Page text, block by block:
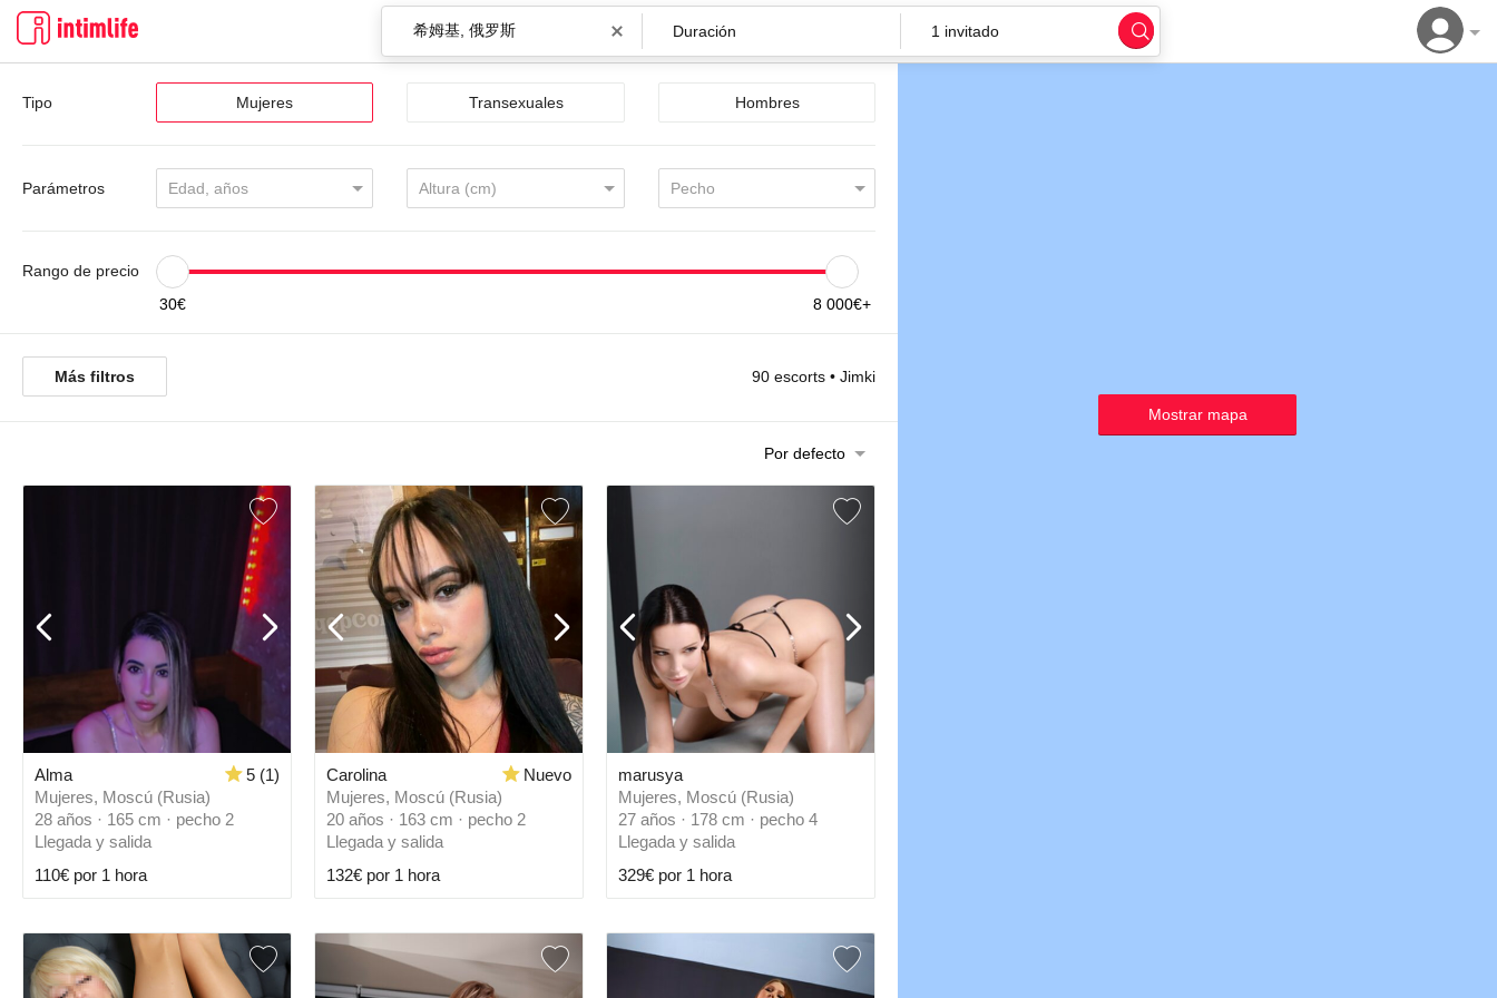
Duración 1 invitado
Tipo Mujeres Transexuales Hombres
Parámetros Edad, años Altura (cm) Pecho
Rango de precio
30€
8 000€+
Más filtros 90 escorts • Jimki
Por defecto
Alma
5 (1)
Mujeres, Moscú (Rusia)
28 años · 165 cm · pecho 2
Llegada y salida
110€ por 1 hora
Carolina
Nuevo
Mujeres, Moscú (Rusia)
20 años · 163 cm · pecho 2
Llegada y salida
132€ por 1 hora
marusya
Mujeres, Moscú (Rusia)
27 años · 178 cm · pecho 4
Llegada y salida
329€ por 1 hora
Mostrar mapa